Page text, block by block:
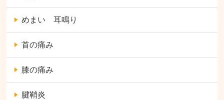
めまい 耳鳴り
首の痛み
膝の痛み
腱鞘炎